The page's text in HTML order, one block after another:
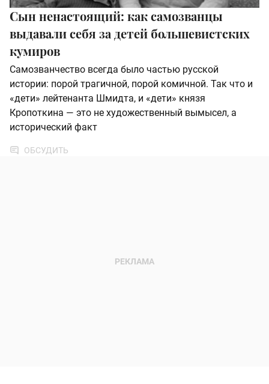
Сын ненастоящий: как самозванцы
выдавали себя за детей большевистских
кумиров
Самозванчество всегда было частью русской
истории: порой трагичной, порой комичной. Так что и
«дети» лейтенанта Шмидта, и «дети» князя
Кропоткина — это не художественный вымысел, а
исторический факт
ОБСУДИТЬ